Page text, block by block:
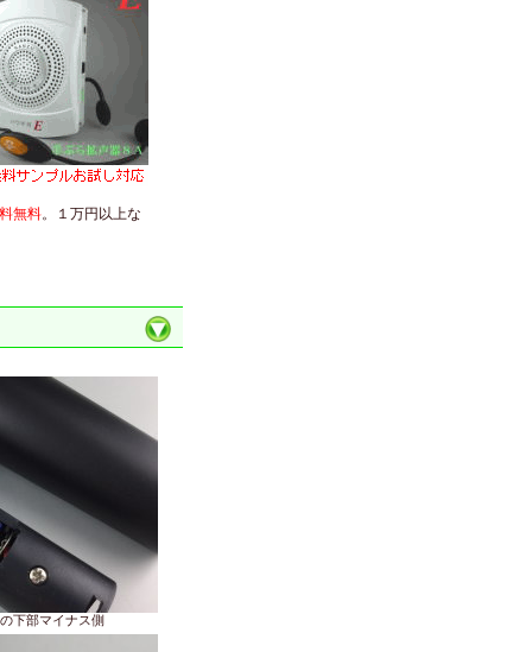
無料。１万円以上な
下部マイナス側